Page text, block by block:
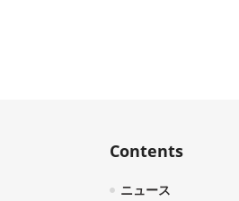
Contents
ニュース